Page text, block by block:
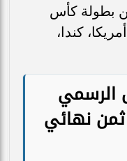
لحساب دور الـ16 من بطولة كأس
في أمريكا، كندا،
الرسمي
نهائي